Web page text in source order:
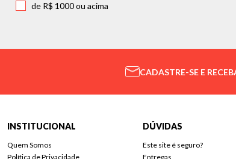
de R$ 1000 ou acima
CADASTRE-SE E
INSTITUCIONAL
Quem Somos
Política de Privacidade
DÚVIDAS
Este site é seguro?
Entregas